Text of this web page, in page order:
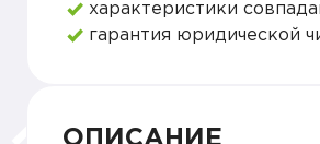
характеристики
гарантия юридической
ОПИСАНИЕ